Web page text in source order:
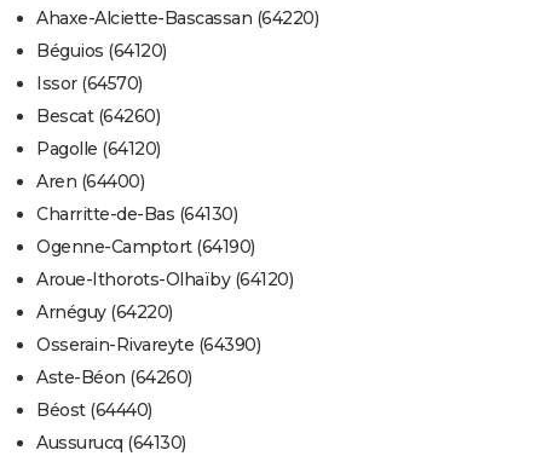
Ahaxe-Alciette-Bascassan (64220)
Béguios (64120)
Issor (64570)
Bescat (64260)
Pagolle (64120)
Aren (64400)
Charritte-de-Bas (64130)
Ogenne-Camptort (64190)
Aroue-Ithorots-Olhaïby (64120)
Arnéguy (64220)
Osserain-Rivareyte (64390)
Aste-Béon (64260)
Béost (64440)
Aussurucq (64130)